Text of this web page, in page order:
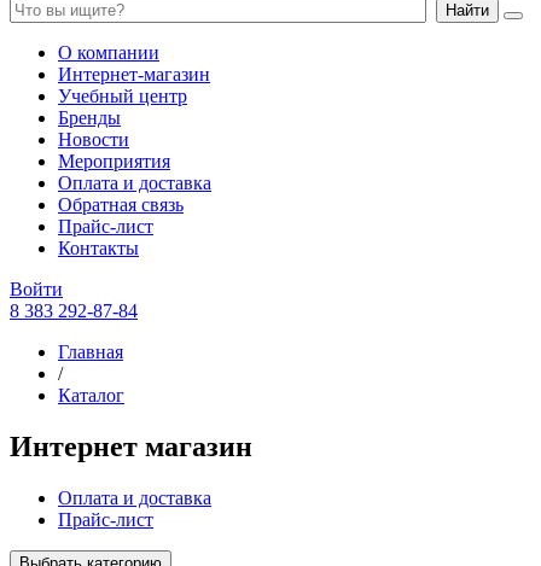
Найти
О компании
Интернет-магазин
Учебный центр
Бренды
Новости
Мероприятия
Оплата и доставка
Обратная связь
Прайс-лист
Контакты
Войти
8 383 292-87-84
Главная
/
Каталог
Интернет магазин
Оплата и доставка
Прайс-лист